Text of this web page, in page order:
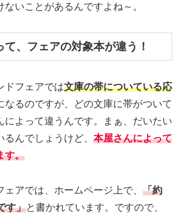
いことがあるんですよね～。
、フェアの対象本が違う！
フェアでは文庫の帯についている応
なるのですが、どの文庫に帯がついて
よって違うんです。まぁ、だいたい
んでしょうけど、 本屋さんによって
す。
アでは、ホームページ上で、 「約
す」と書かれています。ですので、